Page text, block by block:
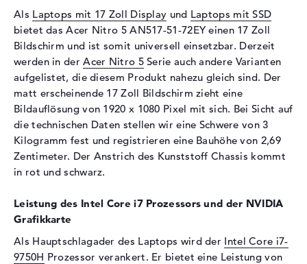
Schnittstelle
PCIe
Optische Speicher
Laufwerks-Typ
ohne Laufwerk
Display
Display-Typ
17,3" TFT
Max. Auflösung
1920 x 1080
Auflösungstyp
Full-HD
Bildwiederholrate
Besonderheiten
Display, matt, LED-
Als Laptops mit 17 Zoll Display und Laptops mit SSD
bietet das Acer Nitro 5 AN517-51-72EY einen 17 Zoll
Bildschirm und ist somit universell einsetzbar. Derzeit
werden in derAcer Nitro 5Serie auch andere Varianten
aufgelistet, die diesem Produkt nahezu gleich sind. Der
matt erscheinende 17 Zoll Bildschirm zieht eine
Bildauflösung von 1920 x 1080 Pixel mit sich. Bei Sicht auf
die technischen Daten stellen wir eine Schwere von 3
Kilogramm fest und registrieren eine Bauhöhe von 2,69
Zentimeter. Der Anstrich des Kunststoff Chassis kommt
in rot und schwarz.
Leistung des Intel Core i7 Prozessors und der NVIDIA
Grafikkarte
Als Hauptschlagader des Laptops wird der Intel Core i7-
9750H Prozessor verankert. Er bietet eine Leistung von